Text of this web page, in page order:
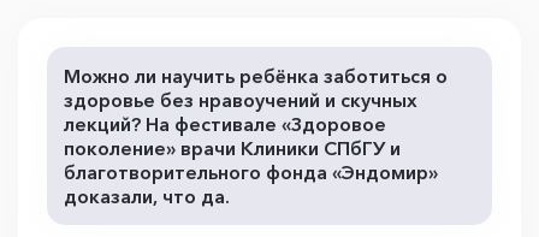
Можно ли научить ребёнка заботиться о
здоровье без нравоучений и скучных
лекций? На фестивале «Здоровое
поколение» врачи Клиники СПбГУ и
благотворительного фонда «Эндомир»
доказали, что да.